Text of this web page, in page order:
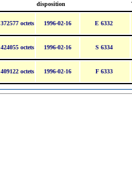
disposition
372577 octets 1996-02-16 E 6332
424055 octets 1996-02-16 S 6334
409122 octets 1996-02-16 F 6333